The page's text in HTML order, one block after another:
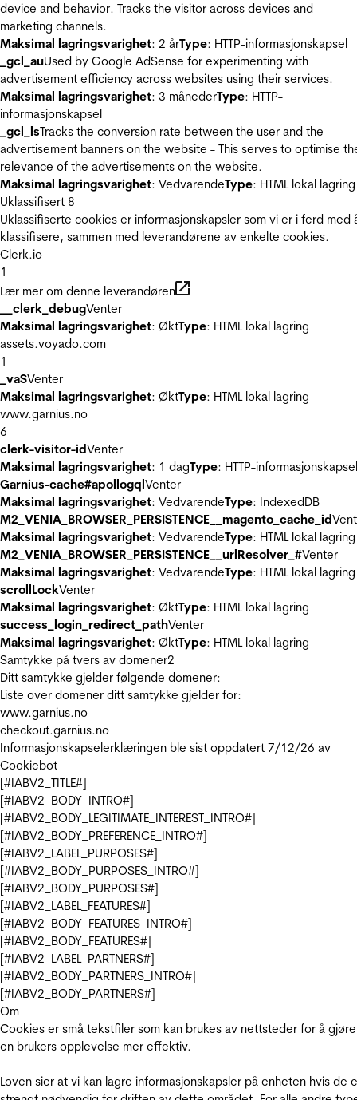
device and behavior. Tracks the visitor across devices and
marketing channels.
Maksimal lagringsvarighet: 2 årType: HTTP-informasjonskapsel
_gcl_auUsed by Google AdSense for experimenting with
advertisement efficiency across websites using their services.
Maksimal lagringsvarighet: 3 månederType: HTTP-
informasjonskapsel
_gcl_lsTracks the conversion rate between the user and the
advertisement banners on the website - This serves to optimise
relevance of the advertisements on the website.
Maksimal lagringsvarighet: VedvarendeType: HTML lokal lagring
Uklassifisert 8
Uklassifiserte cookies er informasjonskapsler som vi er i ferd med
klassifisere, sammen med leverandørene av enkelte cookies.
Clerk.io
1
Lær mer om denne leverandøren
__clerk_debugVenter
Maksimal lagringsvarighet: ØktType: HTML lokal lagring
assets.voyado.com
1
_vaSVenter
Maksimal lagringsvarighet: ØktType: HTML lokal lagring
www.garnius.no
6
clerk-visitor-idVenter
Maksimal lagringsvarighet: 1 dagType: HTTP-informasjonskapsel
Garnius-cache#apollogqlVenter
Maksimal lagringsvarighet: VedvarendeType: IndexedDB
M2_VENIA_BROWSER_PERSISTENCE__magento_cache_id
Maksimal lagringsvarighet: VedvarendeType: HTML lokal lagring
M2_VENIA_BROWSER_PERSISTENCE__urlResolver_#Venter
Maksimal lagringsvarighet: VedvarendeType: HTML lokal lagring
scrollLockVenter
Maksimal lagringsvarighet: ØktType: HTML lokal lagring
success_login_redirect_pathVenter
Maksimal lagringsvarighet: ØktType: HTML lokal lagring
Samtykke på tvers av domener2
Ditt samtykke gjelder følgende domener:
Liste over domener ditt samtykke gjelder for:
www.garnius.no
checkout.garnius.no
Informasjonskapselerklæringen ble sist oppdatert 7/12/26 av
Cookiebot
[#IABV2_TITLE#]
[#IABV2_BODY_INTRO#]
[#IABV2_BODY_LEGITIMATE_INTEREST_INTRO#]
[#IABV2_BODY_PREFERENCE_INTRO#]
[#IABV2_LABEL_PURPOSES#]
[#IABV2_BODY_PURPOSES_INTRO#]
[#IABV2_BODY_PURPOSES#]
[#IABV2_LABEL_FEATURES#]
[#IABV2_BODY_FEATURES_INTRO#]
[#IABV2_BODY_FEATURES#]
[#IABV2_LABEL_PARTNERS#]
[#IABV2_BODY_PARTNERS_INTRO#]
[#IABV2_BODY_PARTNERS#]
Om
Cookies er små tekstfiler som kan brukes av nettsteder for å gjøre
en brukers opplevelse mer effektiv.
Loven sier at vi kan lagre informasjonskapsler på enheten hvis de